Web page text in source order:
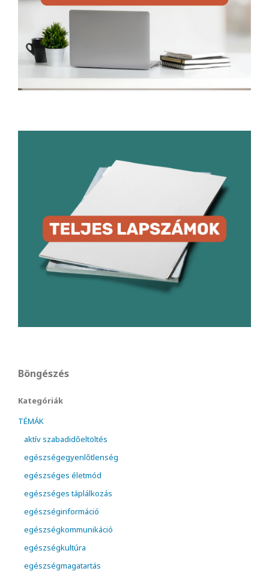
Böngészés
Kategóriák
TÉMÁK
aktív szabadidőeltöltés
egészségegyenlőtlenség
egészséges életmód
egészséges táplálkozás
egészséginformáció
egészségkommunikáció
egészségkultúra
egészségmagatartás